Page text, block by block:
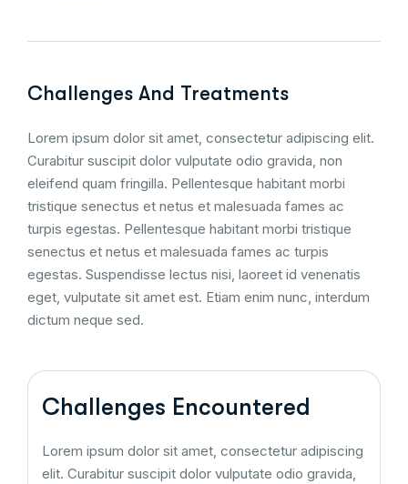
Challenges And Treatments
Lorem ipsum dolor sit amet, consectetur adipiscing elit.
Curabitur suscipit dolor vulputate odio gravida, non
eleifend quam fringilla. Pellentesque habitant morbi
tristique senectus et netus et malesuada fames ac
turpis egestas. Pellentesque habitant morbi tristique
senectus et netus et malesuada fames ac turpis
egestas. Suspendisse lectus nisi, laoreet id venenatis
eget, vulputate sit amet est. Etiam enim nunc, interdum
dictum neque sed.
Challenges Encountered
Lorem ipsum dolor sit amet, consectetur adipiscing
elit. Curabitur suscipit dolor vulputate odio gravida,